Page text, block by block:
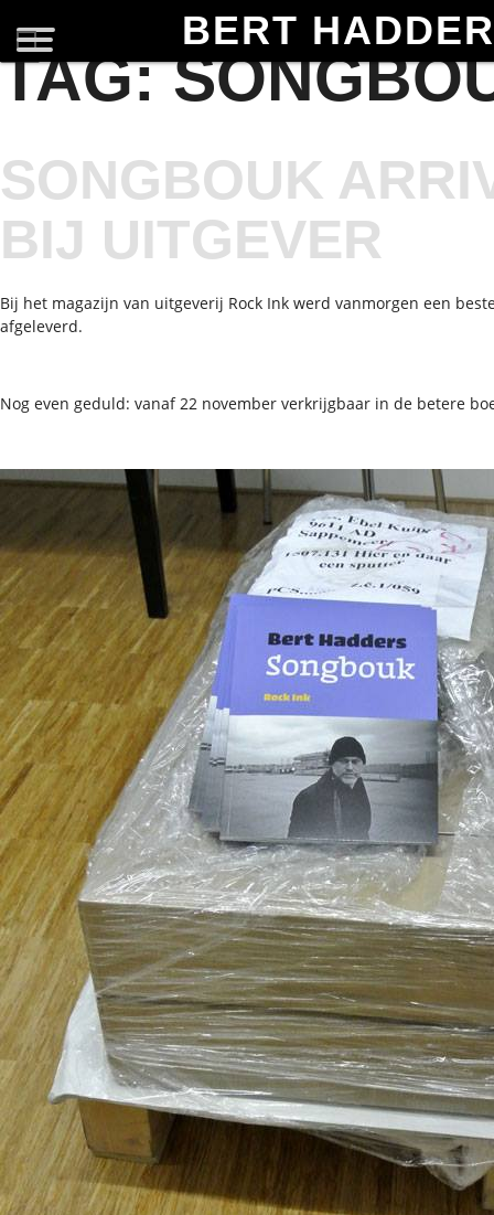
BERT
TAG:
SONGBOUK
BIJ UITGEVER
Bij het magazijn van uitgeverij Rock Ink werd vanmorgen een
afgeleverd.
Nog even geduld: vanaf 22 november verkrijgbaar in de betere